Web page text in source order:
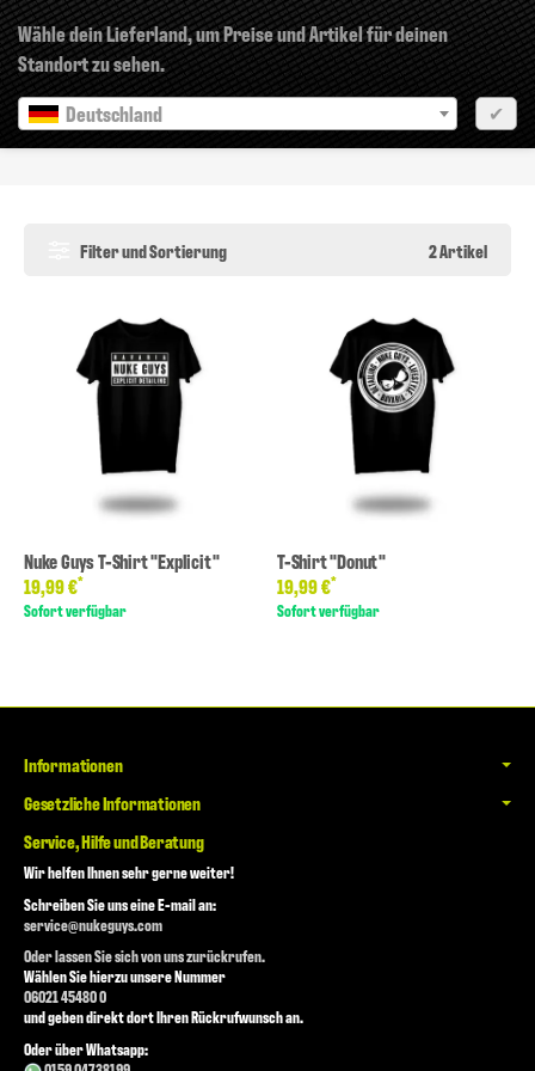
Wähle dein Lieferland, um Preise und Artikel für deinen
Standort zu sehen.
Deutschland
✔
Shirts
Filter und Sortierung 2 Artikel
Nuke Guys T-Shirt "Explicit"
19,99 €*
Sofort verfügbar
T-Shirt "Donut"
19,99 €*
Sofort verfügbar
Informationen
Gesetzliche Informationen
Service, Hilfe und Beratung
Wir helfen Ihnen sehr gerne weiter!
Schreiben Sie uns eine E-mail an:
service@nukeguys.com
Oder lassen Sie sich von uns zurückrufen.
Wählen Sie hierzu unsere Nummer
06021 45480 0
und geben direkt dort Ihren Rückrufwunsch an.
Oder über Whatsapp: